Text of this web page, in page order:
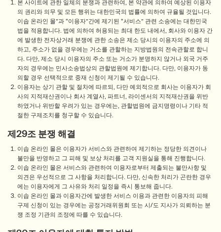
본 사이트에 관한 일체의 분쟁과 관련하여, 본 약관에 의하여 예상된 이용자
의 권리와 의무 및 모든 행위는 대한민국의 법률에 의하여 규율될 것입니다.
이솝 온라인 몰”과 “이용자”간에 제기된 “서비스” 관련 소송에는 대한민국
법을 적용합니다. 법에 의하여 허용되는 최대 한도 내에서, 회사와 이용자 간
에 발생한 전자상거래 분쟁에 관한 소송은 제소 당시의 이용자의 주소에 의
하고, 주소가 없을 경우에는 거소를 관할하는 지방법원의 전속관할로 합니
다. 다만, 제소 당시 이용자의 주소 또는 거소가 분명하지 않거나 외국 거주
자의 경우에는 민사소송법상의 관할법원에 제기합니다. 다만, 이용자가 동
의할 경우 선택적으로 중재 신청이 제기될 수 있습니다.
이용자는 상기 관할 및 절차에 따르되, 다만 예외적으로 회사는 이용자가 회
사의 지적재산권이나 회사 계열사, 파트너, 라이센서의 지적재산권을 위반
하였거나 위반할 우려가 있는 경우에는, 관할법원에 금지명령이나 기타 적
절한 구제조치를 청구할 수 있습니다.
제29조 분쟁 해결
이솝 온라인 몰은 이용자가 서비스와 관련하여 제기하는 정당한 의견이나
불만을 반영하고 그 피해 및 보상 처리를 고객 지원실을 통해 진행합니다.
이솝 온라인 몰은 서비스와 관련하여 이용자로부터 제출되는 불만사항 및
의견은 우선적으로 그 사항을 처리합니다. 다만, 신속한 처리가 곤란한 경우
에는 이용자에게 그 사유와 처리 일정을 즉시 통보해 줍니다.
이솝 온라인 몰과 이용자간에 발생한 서비스 이용과 관련한 이용자의 피해
구제 신청이 있는 경우에는 공정거래위원회 또는 시/도 지사가 의뢰하는 분
쟁 조정 기관의 조정에 따를 수 있습니다.